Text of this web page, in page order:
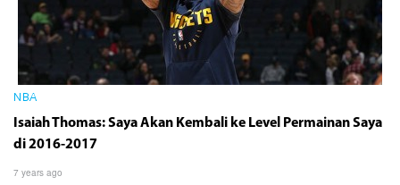
NBA
Isaiah Thomas: Saya Akan Kembali ke Level Permainan Saya
di 2016-2017
7 years ago